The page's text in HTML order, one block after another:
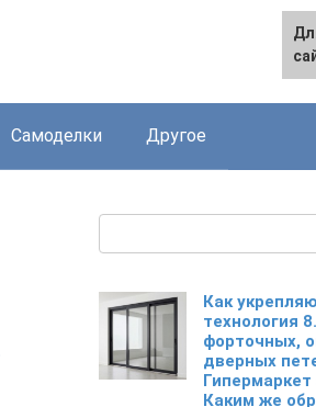
Самоделки Другое
Как
технология
форточных,
дверных
Гипермаркет
Каким же